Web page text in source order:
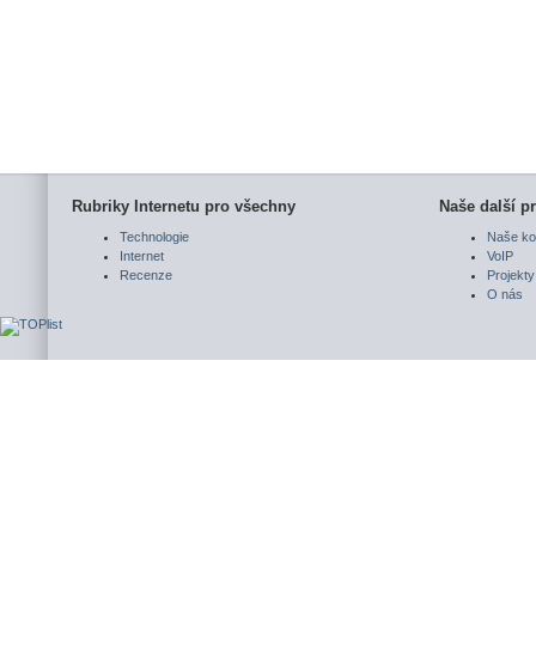
Rubriky Internetu pro všechny
Technologie
Internet
Recenze
Naše další
Naše
VoIP
Projekty
O nás